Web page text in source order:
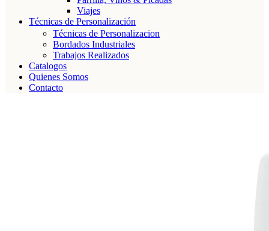
Viajes
Técnicas de Personalización
Técnicas de Personalizacion
Bordados Industriales
Trabajos Realizados
Catalogos
Quienes Somos
Contacto